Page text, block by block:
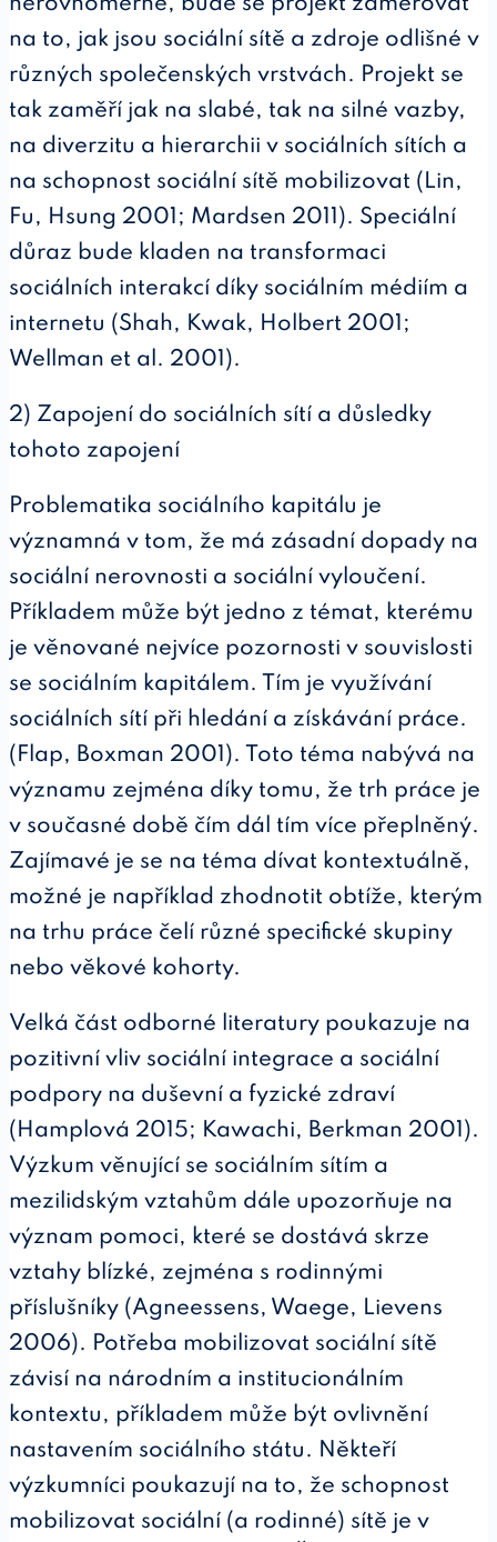
na to, jak jsou sociální sítě a zdroje odlišné v
různých společenských vrstvách. Projekt se
tak zaměří jak na slabé, tak na silné vazby,
na diverzitu a hierarchii v sociálních sítích a
na schopnost sociální sítě mobilizovat (Lin,
Fu, Hsung 2001; Mardsen 2011). Speciální
důraz bude kladen na transformaci
sociálních interakcí díky sociálním médiím a
internetu (Shah, Kwak, Holbert 2001;
Wellman et al. 2001).
2) Zapojení do sociálních sítí a důsledky
tohoto zapojení
Problematika sociálního kapitálu je
významná v tom, že má zásadní dopady na
sociální nerovnosti a sociální vyloučení.
Příkladem může být jedno z témat, kterému
je věnované nejvíce pozornosti v souvislosti
se sociálním kapitálem. Tím je využívání
sociálních sítí při hledání a získávání práce.
(Flap, Boxman 2001). Toto téma nabývá na
významu zejména díky tomu, že trh práce je
v současné době čím dál tím více přeplněný.
Zajímavé je se na téma dívat kontextuálně,
možné je například zhodnotit obtíže, kterým
na trhu práce čelí různé specifické skupiny
nebo věkové kohorty.
Velká část odborné literatury poukazuje na
pozitivní vliv sociální integrace a sociální
podpory na duševní a fyzické zdraví
(Hamplová 2015; Kawachi, Berkman 2001).
Výzkum věnující se sociálním sítím a
mezilidským vztahům dále upozorňuje na
význam pomoci, které se dostává skrze
vztahy blízké, zejména s rodinnými
příslušníky (Agneessens, Waege, Lievens
2006). Potřeba mobilizovat sociální sítě
závisí na národním a institucionálním
kontextu, příkladem může být ovlivnění
nastavením sociálního státu. Někteří
výzkumníci poukazují na to, že schopnost
mobilizovat sociální (a rodinné) sítě je v